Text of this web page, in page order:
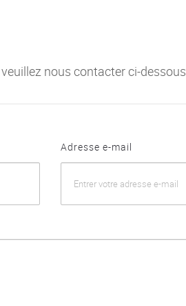
veuillez nous contacter ci-dessous
Adresse e-mail